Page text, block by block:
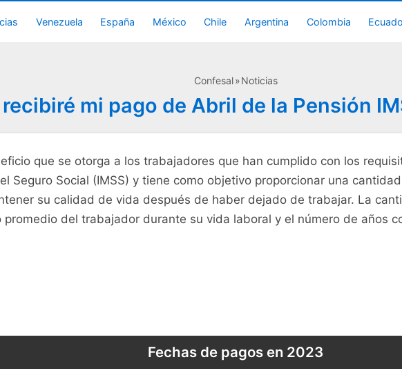
Venezuela España México Chile Argentina Colombia
Confesal Noticias
mi pago de Abril de la Pensión
que se otorga a los trabajadores que han cumplido con los
Seguro Social (IMSS) y tiene como objetivo proporcionar una
su calidad de vida después de haber dejado de trabajar. La
del trabajador durante su vida laboral y el número de años
Fechas de pagos en 2023